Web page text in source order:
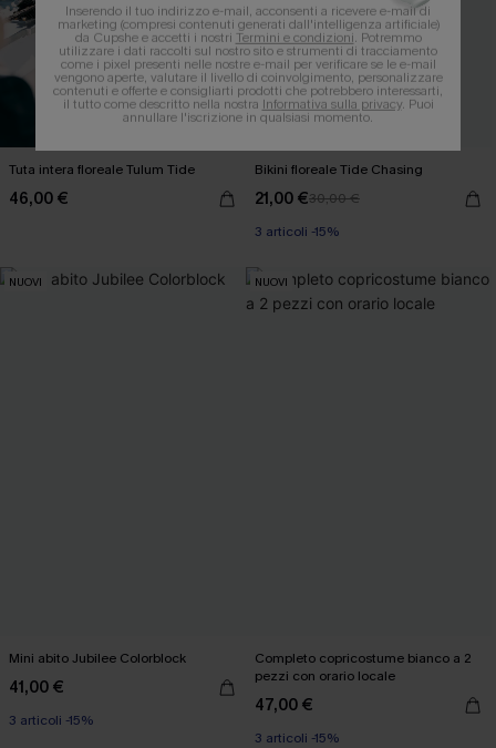
Tuta intera floreale Tulum Tide
46,00 €
Bikini floreale Tide Chasing
21,00 €30,00 €
3 articoli -15%
NUOVI
Mini abito Jubilee Colorblock
41,00 €
3 articoli -15%
NUOVI
Completo copricostume bianco a 2
pezzi con orario locale
47,00 €
3 articoli -15%
Inserendo il tuo indirizzo e-mail, acconsenti a ricevere e-mail di
marketing (compresi contenuti generati dall'intelligenza artificiale)
da Cupshe e accetti i nostri Termini e condizioni. Potremmo
utilizzare i dati raccolti sul nostro sito e strumenti di tracciamento
come i pixel presenti nelle nostre e-mail per verificare se le e-mail
vengono aperte, valutare il livello di coinvolgimento, personalizzare
contenuti e offerte e consigliarti prodotti che potrebbero interessarti,
il tutto come descritto nella nostra Informativa sulla privacy. Puoi
annullare l'iscrizione in qualsiasi momento.